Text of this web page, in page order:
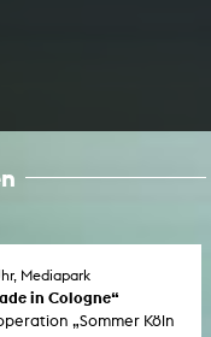
Mediapark
in Cologne“
„Sommer Köln